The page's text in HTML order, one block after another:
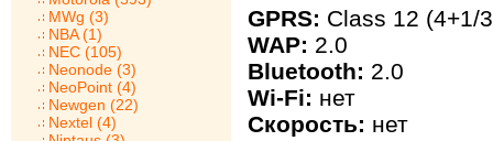
MWg (3)
NBA (1)
NEC (105)
Neonode (3)
NeoPoint (4)
Newgen (22)
Nextel (4)
GPRS: Class 12 (4+1/
WAP: 2.0
Bluetooth: 2.0
Wi-Fi: нет
Скорость: нет